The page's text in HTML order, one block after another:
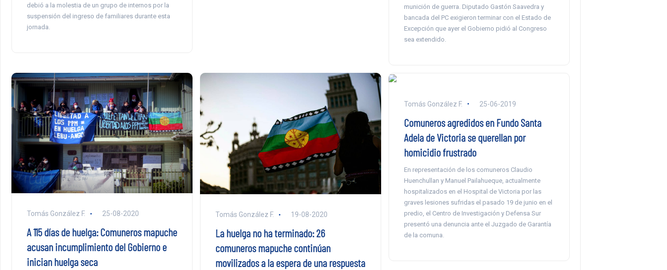
debió a la molestia de un grupo de internos por la
suspensión del ingreso de familiares durante esta
jornada.
munición de guerra. Diputado Gastón Saavedra y
bancada del PC exigieron terminar con el Estado de
Excepción que ayer el Gobierno pidió al Congreso
sea extendido.
Tomás González F. 25-08-2020
A 115 días de huelga: Comuneros mapuche
acusan incumplimiento del Gobierno e
inician huelga seca
Tomás González F. 19-08-2020
La huelga no ha terminado: 26
comuneros mapuche continúan
movilizados a la espera de una respuesta
Tomás González F. 25-06-2019
Comuneros agredidos en Fundo Santa
Adela de Victoria se querellan por
homicidio frustrado
En representación de los comuneros Claudio
Huenchullan y Manuel Pailahueque, actualmente
hospitalizados en el Hospital de Victoria por las
graves lesiones sufridas el pasado 19 de junio en el
predio, el Centro de Investigación y Defensa Sur
presentó una denuncia ante el Juzgado de Garantía
de la comuna.